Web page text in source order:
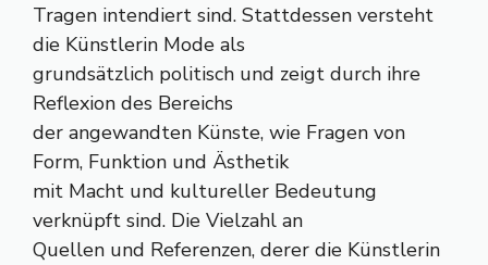
Tragen intendiert sind. Stattdessen versteht
die Künstlerin Mode als
grundsätzlich politisch und zeigt durch ihre
Reflexion des Bereichs
der angewandten Künste, wie Fragen von
Form, Funktion und Ästhetik
mit Macht und kultureller Bedeutung
verknüpft sind. Die Vielzahl an
Quellen und Referenzen, derer die Künstlerin